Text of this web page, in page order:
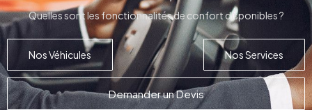
Quelles sont les fonctionnalités de confort disponibles ?
Nos Véhicules Nos Services
Demander un Devis